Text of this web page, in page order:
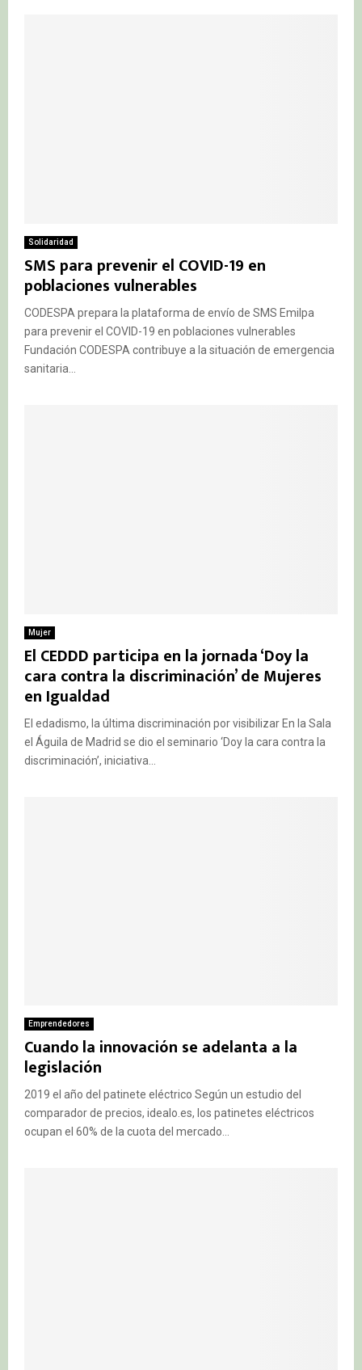
Solidaridad
SMS para prevenir el COVID-19 en
poblaciones vulnerables
CODESPA prepara la plataforma de envío de SMS Emilpa
para prevenir el COVID-19 en poblaciones vulnerables
Fundación CODESPA contribuye a la situación de emergencia
sanitaria...
Mujer
El CEDDD participa en la jornada ‘Doy la
cara contra la discriminación’ de Mujeres
en Igualdad
El edadismo, la última discriminación por visibilizar En la Sala
el Águila de Madrid se dio el seminario ‘Doy la cara contra la
discriminación’, iniciativa...
Emprendedores
Cuando la innovación se adelanta a la
legislación
2019 el año del patinete eléctrico Según un estudio del
comparador de precios, idealo.es, los patinetes eléctricos
ocupan el 60% de la cuota del mercado...